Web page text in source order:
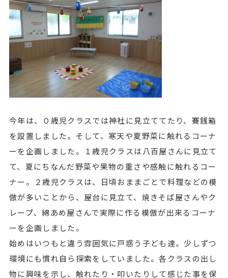
今年は、０歳児クラスでは神社に見立ててたり、賽銭箱
を設置しました。そして、寒天や夏野菜に触れるコーナ
ーを企画しました。１歳児クラスは八百屋さんに見立て
て、夏にちなんだ野菜や果物の重さや感触に触れるコー
ナー。２歳児クラスは、日頃おままごとで料理などの模
倣が多いことから、屋台に見立て、焼きそば屋さんやク
レープ、綿あめ屋さんで実際に作る模倣が出来るコーナ
ーを企画しました。
始めはいつもと違う雰囲気に戸惑う子ども達。少しずつ
環境にも慣れ自ら探索をしていました。各クラスの出し
物に興味を示し、触れたり・叩いたりして感じた事を保